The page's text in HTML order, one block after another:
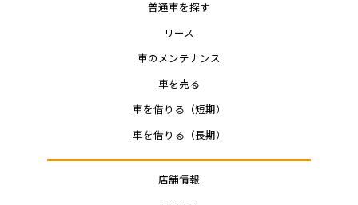
普通車を探す
リース
車のメンテナンス
車を売る
車を借りる（短期）
車を借りる（長期）
店舗情報